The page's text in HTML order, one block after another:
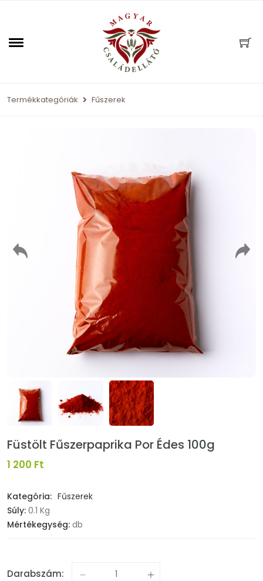
Termékkategóriák Fűszerek
Füstölt Fűszerpaprika Por Édes 100g
1 200 Ft
Kategória: Fűszerek
Súly: 0.1 Kg
Mértékegység: db
Darabszám: